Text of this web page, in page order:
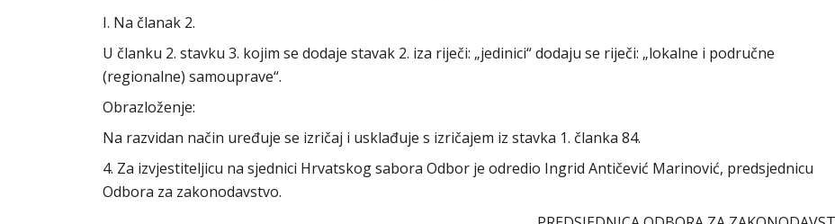
I. Na članak 2.
U članku 2. stavku 3. kojim se dodaje stavak 2. iza riječi: „jedinici“ dodaju se riječi: „lokalne i područne
(regionalne) samouprave“.
Obrazloženje:
Na razvidan način uređuje se izričaj i usklađuje s izričajem iz stavka 1. članka 84.
4. Za izvjestiteljicu na sjednici Hrvatskog sabora Odbor je odredio Ingrid Antičević Marinović, predsjednicu
Odbora za zakonodavstvo.